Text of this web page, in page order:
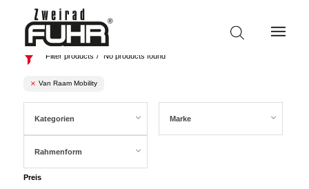
Filter products No products found
Van Raam Mobility
Kategorien Marke
Rahmenform
Preis